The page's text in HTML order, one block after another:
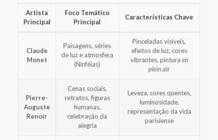
Artista
Principal
Foco Temático
Principal
Características Chave
Claude
Monet
Paisagens, séries
de luz e atmosfera
(Ninféias)
Pinceladas visíveis,
efeitos de luz, cores
vibrantes, pintura en
plein air
Pierre-
Auguste
Renoir
Cenas sociais,
retratos, figuras
humanas,
celebração da
alegria
Leveza, cores quentes,
luminosidade,
representação da vida
parisiense